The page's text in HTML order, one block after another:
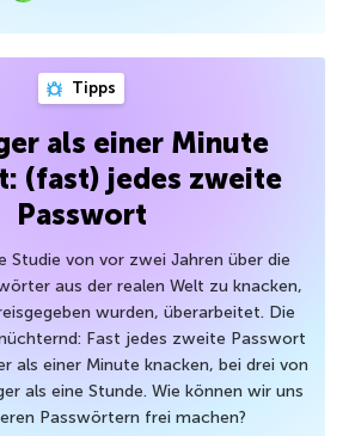
Tipps
als einer Minute
(fast) jedes zweite
Passwort
Studie von vor zwei Jahren über die
aus der realen Welt zu knacken,
wurden, überarbeitet. Die
Fast jedes zweite Passwort
als einer Minute knacken, bei drei von
als eine Stunde. Wie können wir uns
Passwörtern frei machen?